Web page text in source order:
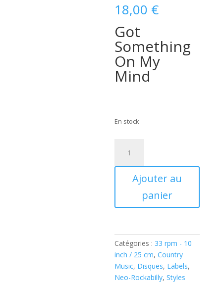
18,00 €
Got
Something
On My
Mind
En stock
Lucky
(
10
inch
-25
Ajouter au
panier
Catégories : 33 rpm - 10
inch / 25 cm,Country
Music, Disques, Labels,
Neo-Rockabilly,Styles